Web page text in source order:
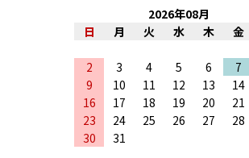
2026年08月
日
月 火 水 木 金
2
3 4 5 6 7
9
10 11 12 13 14
16
17 18 19 20 21
23
24 25 26 27 28
30
31